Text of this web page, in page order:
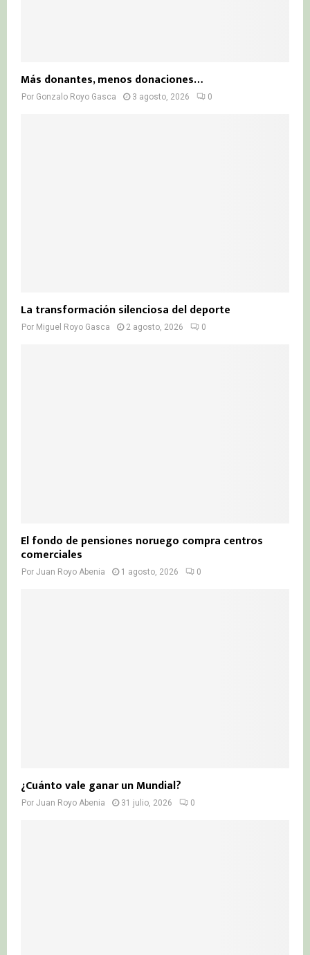
Más donantes, menos donaciones…
Por Gonzalo Royo Gasca 3 agosto, 2026 0
La transformación silenciosa del deporte
Por Miguel Royo Gasca 2 agosto, 2026 0
El fondo de pensiones noruego compra centros
comerciales
Por Juan Royo Abenia 1 agosto, 2026 0
¿Cuánto vale ganar un Mundial?
Por Juan Royo Abenia 31 julio, 2026 0